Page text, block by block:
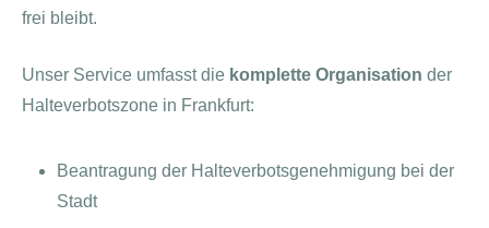
frei bleibt.
Unser Service umfasst die komplette Organisation der
Halteverbotszone in Frankfurt:
Beantragung der Halteverbotsgenehmigung bei der
Stadt